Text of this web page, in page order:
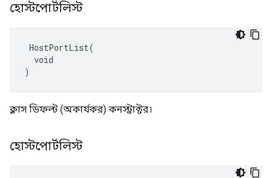
হোস্টপোর্টলিস্ট
HostPortList(
  void
)
ক্লাস ডিফল্ট (অকার্যকর) কনস্ট্রাক্টর।
হোস্টপোর্টলিস্ট